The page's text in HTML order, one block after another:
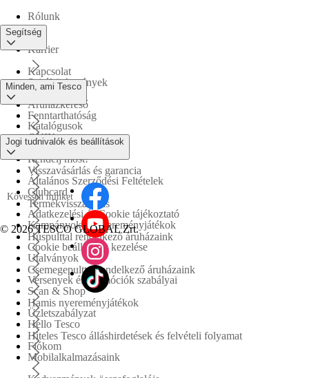
Rólunk
Karrier
Sajtóközlemények
Fenntarthatóság
Tesco PLC
Segítség
Kapcsolat
Áruházkereső
GYIK
Visszavásárlás és garancia
Termékvisszahívás
Húspulttal rendelkező áruházaink
Csemegepulttal rendelkező áruházaink
Hamis nyereményjátékok
Hiteles Tesco álláshirdetések és felvételi folyamat
Minden, ami Tesco
Katalógusok
Rendelj most!
Clubcard
Kampányok és nyereményjátékok
Utalványok
Scan & Shop
Hello Tesco
Mobilalkalmazásaink
Jogi tudnivalók és beállítások
Általános Szerződési Feltételek
Adatkezelési és Cookie tájékoztató
Cookie beállítások kezelése
Versenyek és promóciók szabályai
Üzletszabályzat
Fiókom
Kövessen minket
© 2026 TESCO GLOBAL Zrt.